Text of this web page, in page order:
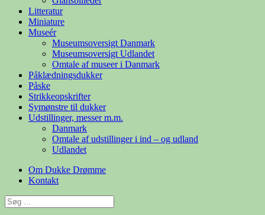
Litteratur
Miniature
Museér
Museumsoversigt Danmark
Museumsoversigt Udlandet
Omtale af museer i Danmark
Påklædningsdukker
Påske
Strikkeopskrifter
Symønstre til dukker
Udstillinger, messer m.m.
Danmark
Omtale af udstillinger i ind – og udland
Udlandet
Om Dukke Drømme
Kontakt
Søg
efter: